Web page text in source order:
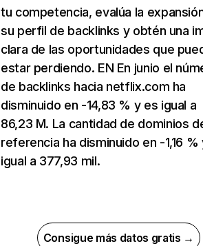
tu competencia, evalúa la
su perfil de backlinks y obtén una
clara de las oportunidades que
estar perdiendo. EN En junio el
de backlinks hacia netflix.com ha
disminuido en -14,83 % y es igual a
86,23 M. La cantidad de dominios
referencia ha disminuido en -1,16 %
igual a 377,93 mil.
Consigue más datos gratis →